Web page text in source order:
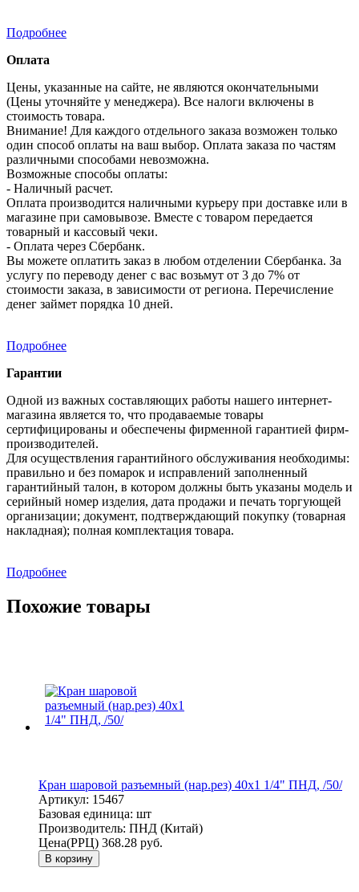
Подробнее
Оплата
Цены, указанные на сайте, не являются окончательными
(Цены уточняйте у менеджера). Все налоги включены в
стоимость товара.
Внимание! Для каждого отдельного заказа возможен только
один способ оплаты на ваш выбор. Оплата заказа по частям
различными способами невозможна.
Возможные способы оплаты:
- Наличный расчет.
Оплата производится наличными курьеру при доставке или в
магазине при самовывозе. Вместе с товаром передается
товарный и кассовый чеки.
- Оплата через Сбербанк.
Вы можете оплатить заказ в любом отделении Сбербанка. За
услугу по переводу денег с вас возьмут от 3 до 7% от
стоимости заказа, в зависимости от региона. Перечисление
денег займет порядка 10 дней.
Подробнее
Гарантии
Одной из важных составляющих работы нашего интернет-
магазина является то, что продаваемые товары
сертифицированы и обеспечены фирменной гарантией фирм-
производителей.
Для осуществления гарантийного обслуживания необходимы:
правильно и без помарок и исправлений заполненный
гарантийный талон, в котором должны быть указаны модель и
серийный номер изделия, дата продажи и печать торгующей
организации; документ, подтверждающий покупку (товарная
накладная); полная комплектация товара.
Подробнее
Похожие товары
Кран шаровой разъемный (нар.рез) 40х1 1/4" ПНД, /50/
Артикул: 15467
Базовая единица: шт
Производитель: ПНД (Китай)
Цена(РРЦ) 368.28 руб.
В корзину